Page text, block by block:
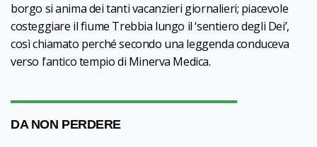
borgo si anima dei tanti vacanzieri giornalieri; piacevole
costeggiare il fiume Trebbia lungo il ‘sentiero degli Dei’,
così chiamato perché secondo una leggenda conduceva
verso l’antico tempio di Minerva Medica.
DA NON PERDERE